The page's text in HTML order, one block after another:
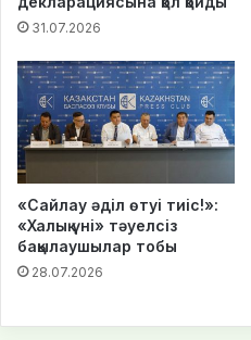
31.07.2026
«Сайлау әділ өтуі тиіс!»:
«Халық үні» тәуелсіз
бақылаушылар тобы
28.07.2026